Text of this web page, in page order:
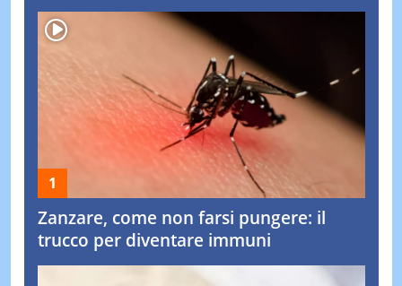
Zanzare, come non farsi pungere: il
trucco per diventare immuni